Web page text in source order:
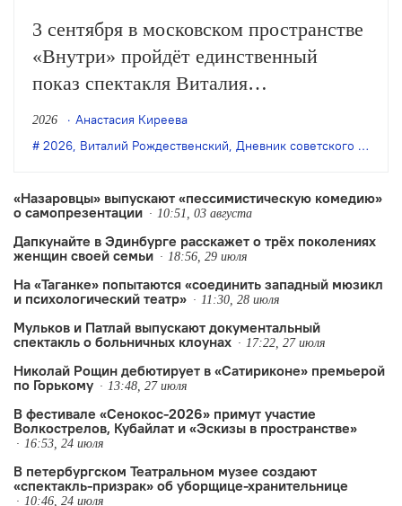
3 сентября в московском пространстве
«Внутри» пройдёт единственный
показ спектакля Виталия
Рождественского «Дневник советского
андеграунда» по книге Олега Цодикова
2026
Анастасия Киреева
2026, Виталий Рождественский, Дневник советского андерграунда
«Назаровцы» выпускают «пессимистическую комедию»
о самопрезентации
10:51, 03 августа
Дапкунайте в Эдинбурге расскажет о трёх поколениях
женщин своей семьи
18:56, 29 июля
На «Таганке» попытаются «соединить западный мюзикл
и психологический театр»
11:30, 28 июля
Мульков и Патлай выпускают документальный
спектакль о больничных клоунах
17:22, 27 июля
Николай Рощин дебютирует в «Сатириконе» премьерой
по Горькому
13:48, 27 июля
В фестивале «Сенокос-2026» примут участие
Волкострелов, Кубайлат и «Эскизы в пространстве»
16:53, 24 июля
В петербургском Театральном музее создают
«спектакль-призрак» об уборщице-хранительнице
10:46, 24 июля